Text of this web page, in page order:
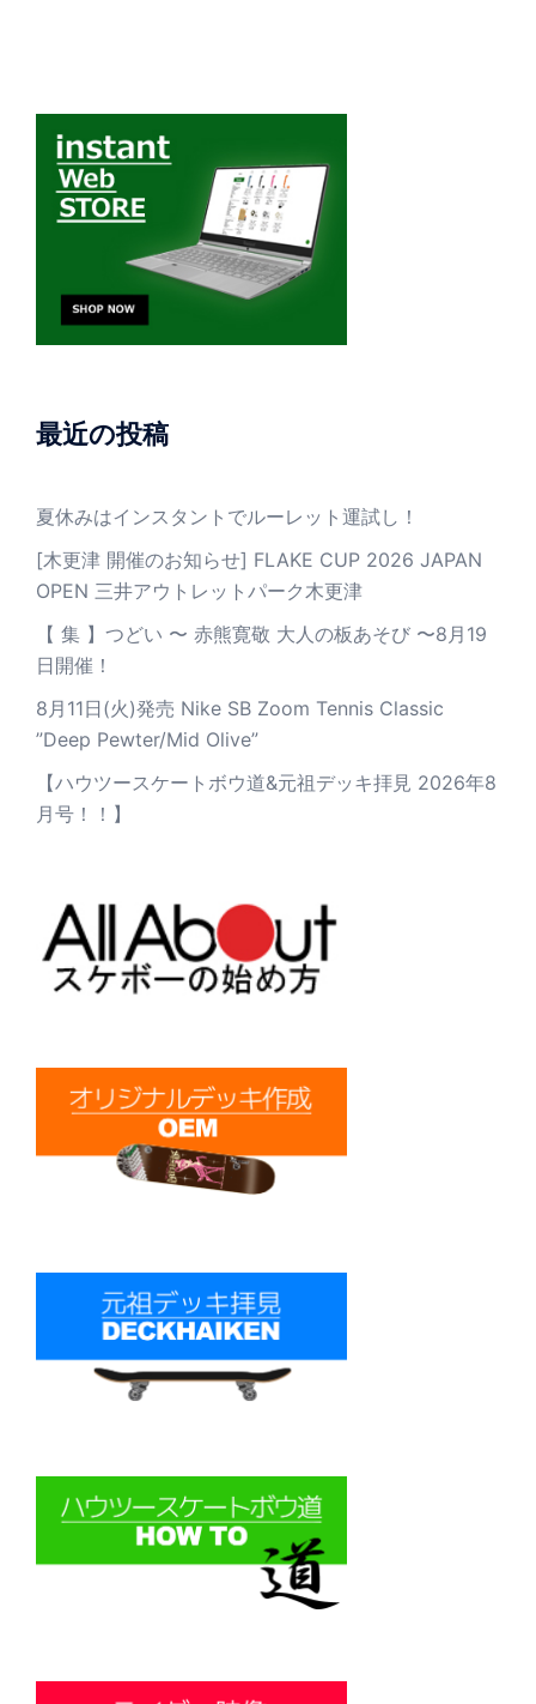
最近の投稿
夏休みはインスタントでルーレット運試し！
[木更津 開催のお知らせ] FLAKE CUP 2026 JAPAN
OPEN 三井アウトレットパーク木更津
【 集 】つどい 〜 赤熊寛敬 大人の板あそび 〜8月19
日開催！
8月11日(火)発売 Nike SB Zoom Tennis Classic
”Deep Pewter/Mid Olive”
【ハウツースケートボウ道&元祖デッキ拝見 2026年8
月号！！】